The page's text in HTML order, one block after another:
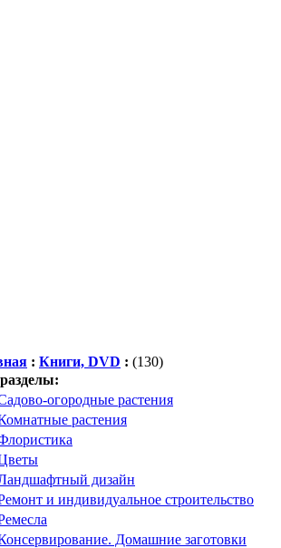
: Книги, DVD : (130)
огородные растения
растения
дизайн
и индивидуальное строительство
Домашние заготовки